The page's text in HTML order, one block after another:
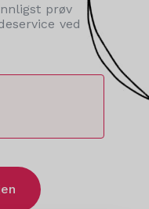
prøv
ved